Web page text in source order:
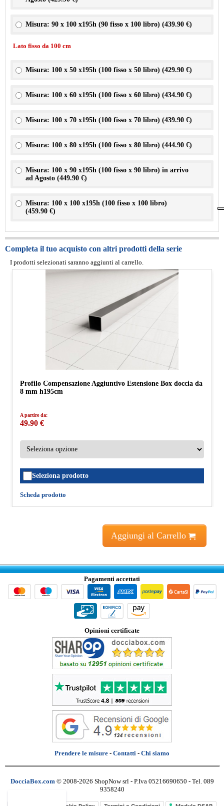
Misura: 90 x 100 x195h (90 fisso x 100 libro) (439.90 €)
Lato fisso da 100 cm
Misura: 100 x 50 x195h (100 fisso x 50 libro) (429.90 €)
Misura: 100 x 60 x195h (100 fisso x 60 libro) (434.90 €)
Misura: 100 x 70 x195h (100 fisso x 70 libro) (439.90 €)
Misura: 100 x 80 x195h (100 fisso x 80 libro) (444.90 €)
Misura: 100 x 90 x195h (100 fisso x 90 libro) in arrivo
ad Agosto (449.90 €)
Misura: 100 x 100 x195h (100 fisso x 100 libro)
(459.90 €)
Completa il tuo acquisto con altri prodotti della serie
I prodotti selezionati saranno aggiunti al carrello.
Profilo Compensazione Aggiuntivo Estensione Box doccia da
8 mm h195cm
A partire da:
49.90 €
Seleziona prodotto
Scheda prodotto
Aggiungi al Carrello
Pagamenti accettati
Opinioni certificate
Prendere le misure - Contatti - Chi siamo
DocciaBox.com © 2008-2026 ShopNow srl - P.Iva 05216690650 - Tel. 089
9358240